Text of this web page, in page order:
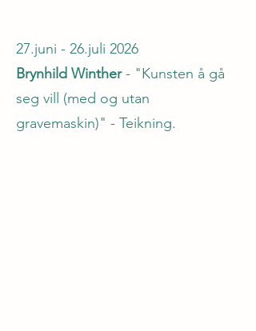
27.juni - 26.juli 2026
Brynhild Winther- "Kunsten å gå
seg vill (med og utan
gravemaskin)" - Teikning.